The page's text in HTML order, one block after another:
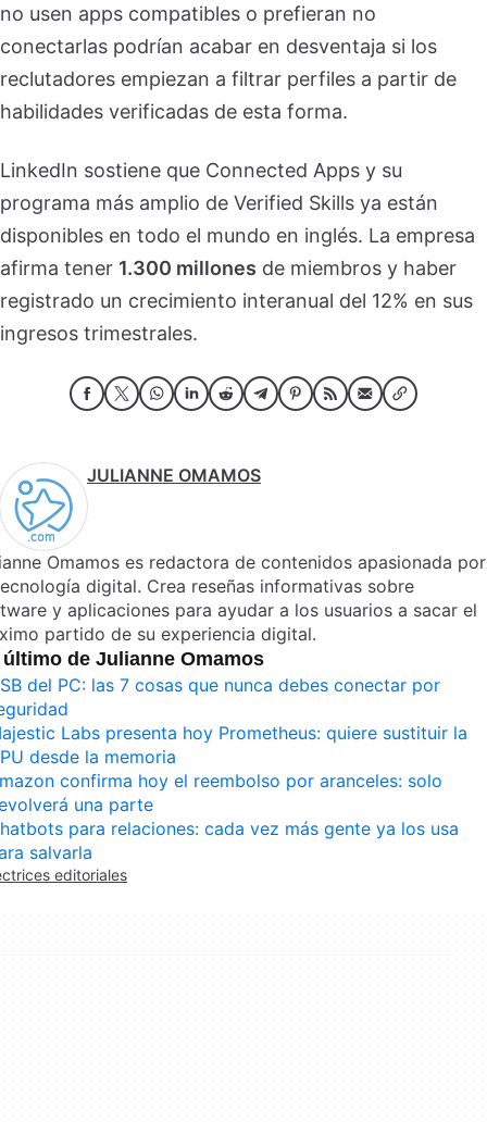
no usen apps compatibles o prefieran no
conectarlas podrían acabar en desventaja si los
reclutadores empiezan a filtrar perfiles a partir de
habilidades verificadas de esta forma.
LinkedIn sostiene que Connected Apps y su
programa más amplio de Verified Skills ya están
disponibles en todo el mundo en inglés. La empresa
afirma tener 1.300 millones de miembros y haber
registrado un crecimiento interanual del 12% en sus
ingresos trimestrales.
JULIANNE OMAMOS
Omamos es redactora de contenidos apasionada por
digital. Crea reseñas informativas sobre
y aplicaciones para ayudar a los usuarios a sacar el
partido de su experiencia digital.
de Julianne Omamos
del PC: las 7 cosas que nunca debes conectar por
Labs presenta hoy Prometheus: quiere sustituir la
desde la memoria
confirma hoy el reembolso por aranceles: solo
una parte
para relaciones: cada vez más gente ya los usa
salvarla
editoriales